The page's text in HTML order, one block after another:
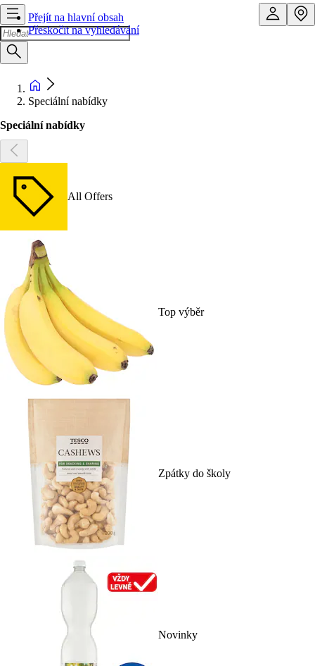
Přejít na hlavní obsah
Přeskočit na vyhledávání
Speciální nabídky
Speciální nabídky
All Offers
Top výběr
Zpátky do školy
Novinky